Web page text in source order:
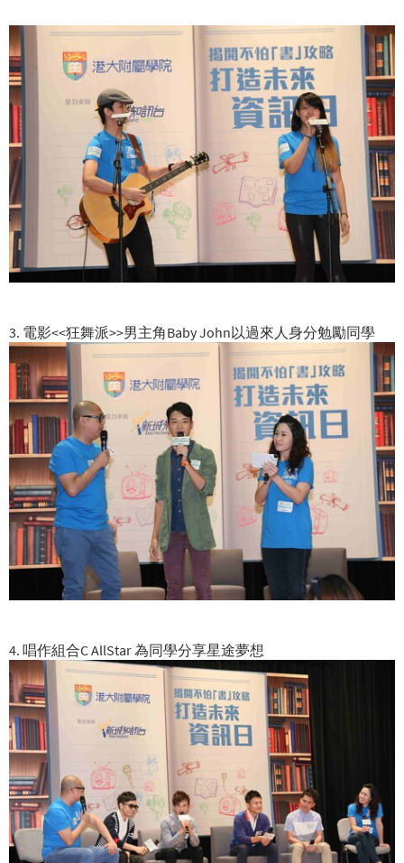
3. 電影<<狂舞派>>男主角Baby John以過來人身分勉勵同學
4. 唱作組合C AllStar 為同學分享星途夢想